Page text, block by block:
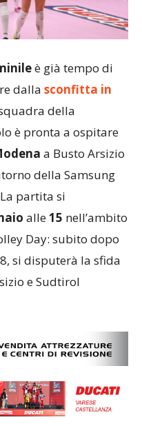
è già tempo di
dalla sconfitta in
della
è pronta a ospitare
a Busto Arsizio
della Samsung
partita si
alle15 nell’ambito
Day: subito dopo
si disputerà la sfida
e Sudtirol